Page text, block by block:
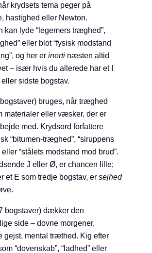
krydsets tema peger på
hastighed eller Newton.
kan lyde “legemers træghed”,
eller blot “fysisk modstand
og her er inerti næsten altid
– især hvis du allerede har et I
sidste bogstav.
bruges, når træghed
materialer eller væsker, der er
med. Krydsord forfattere
“bitumen-træghed”, “siruppens
“stålets modstand mod brud”.
J eller Ø, er chancen lille;
et E som tredje bogstav, er sejhed
bogstaver) dækker den
side – dovne morgener,
gejst, mental træthed. Kig efter
“dovenskab”, “ladhed” eller